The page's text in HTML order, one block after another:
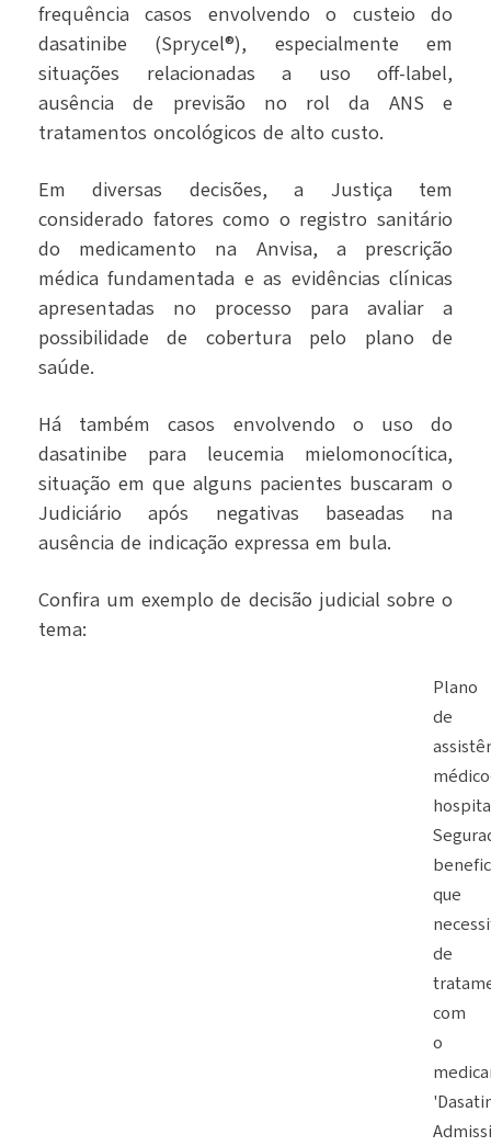
frequência casos envolvendo o custeio do
dasatinibe (Sprycel®), especialmente em
situações relacionadas a uso off-label,
ausência de previsão no rol da ANS e
tratamentos oncológicos de alto custo.
Em diversas decisões, a Justiça tem
considerado fatores como o registro sanitário
do medicamento na Anvisa, a prescrição
médica fundamentada e as evidências clínicas
apresentadas no processo para avaliar a
possibilidade de cobertura pelo plano de
saúde.
Há também casos envolvendo o uso do
dasatinibe para leucemia mielomonocítica,
situação em que alguns pacientes buscaram o
Judiciário após negativas baseadas na
ausência de indicação expressa em bula.
Confira um exemplo de decisão judicial sobre o
tema:
Plano
de
que
de
com
o